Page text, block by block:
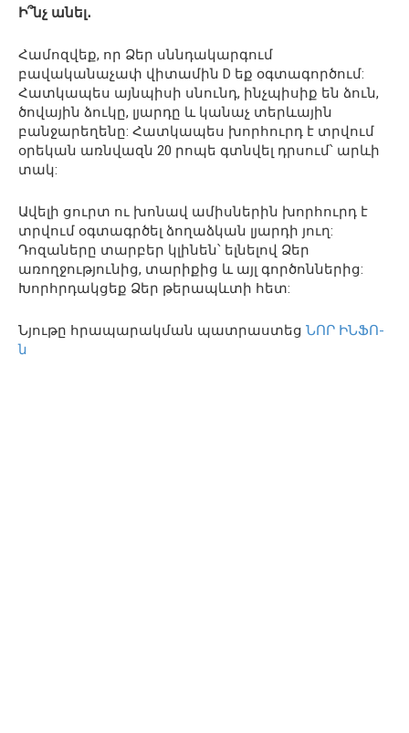
Ի՞նչ անել․
Համոզվեք, որ Ձեր սննդակարգում
բավականաչափ վիտամին D եք օգտագործում:
Հատկապես այնպիսի սնունդ, ինչպիսիք են ձուն,
ծովային ձուկը, լյարդը և կանաչ տերևային
բանջարեղենը: Հատկապես խորհուրդ է տրվում
օրեկան առնվազն 20 րոպե գտնվել դրսում՝ արևի
տակ:
Ավելի ցուրտ ու խոնավ ամիսներին խորհուրդ է
տրվում օգտագրծել ձողաձկան լյարդի յուղ:
Դոզաները տարբեր կլինեն՝ ելնելով Ձեր
առողջությունից, տարիքից և այլ գործոններից:
Խորհրդակցեք Ձեր թերապևտի հետ:
Նյութը հրապարակման պատրաստեց ՆՈՐ ԻՆՖՈ-
ն